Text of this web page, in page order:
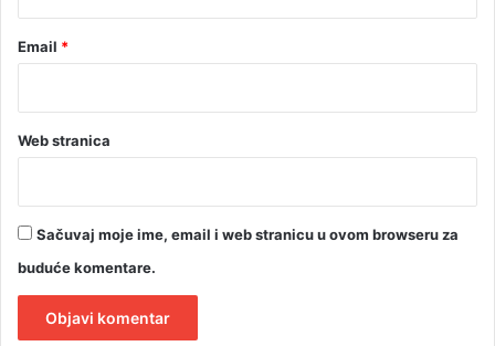
Email *
Web stranica
Sačuvaj moje ime, email i web stranicu u ovom browseru za
buduće komentare.